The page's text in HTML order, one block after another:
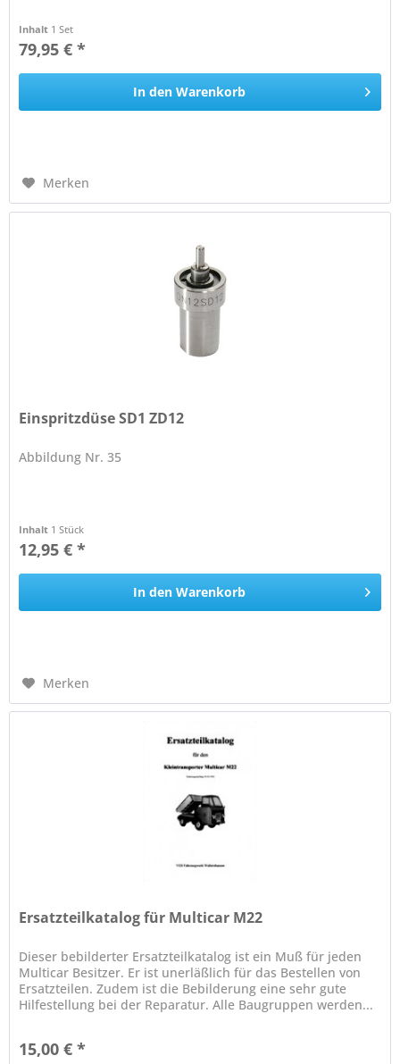
Inhalt 1 Set
79,95 € *
In den Warenkorb
Merken
Einspritzdüse SD1 ZD12
Abbildung Nr. 35
Inhalt 1 Stück
12,95 € *
In den Warenkorb
Merken
Ersatzteilkatalog für Multicar M22
Dieser bebilderter Ersatzteilkatalog ist ein Muß für jeden
Multicar Besitzer. Er ist unerläßlich für das Bestellen von
Ersatzteilen. Zudem ist die Bebilderung eine sehr gute
Hilfestellung bei der Reparatur. Alle Baugruppen werden...
15,00 € *